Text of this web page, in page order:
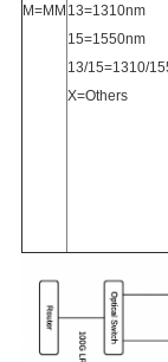
M=MM 13=1310nm
15=1550nm
13/15=1310/
X=Others